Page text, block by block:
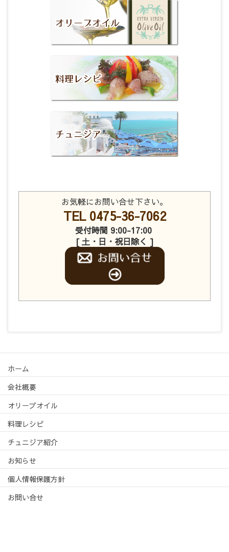
お気軽にお問い合せ下さい。
TEL 0475-36-7062
受付時間 9:00-17:00
[ 土・日・祝日除く ]
ホーム
会社概要
オリーブオイル
料理レシピ
チュニジア紹介
お知らせ
個人情報保護方針
お問い合せ